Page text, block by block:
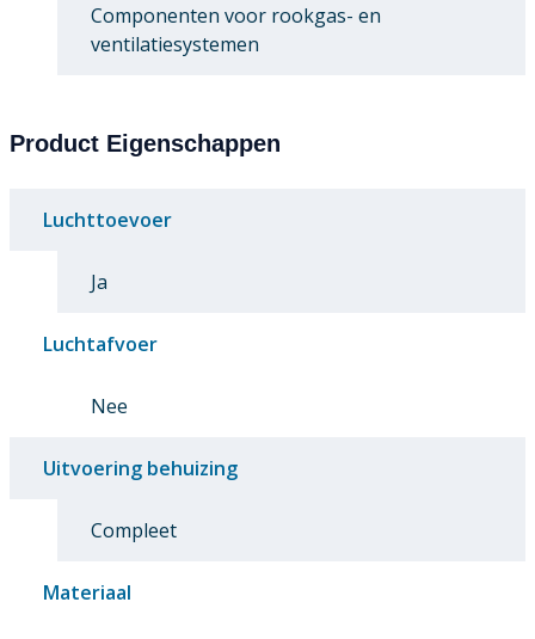
Componenten voor rookgas- en
ventilatiesystemen
Product Eigenschappen
Luchttoevoer
Ja
Luchtafvoer
Nee
Uitvoering behuizing
Compleet
Materiaal